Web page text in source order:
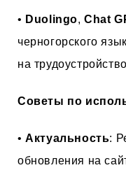
• Duolingo,Chat
черногорского
на
Советы по
•Актуальность:
обновления на